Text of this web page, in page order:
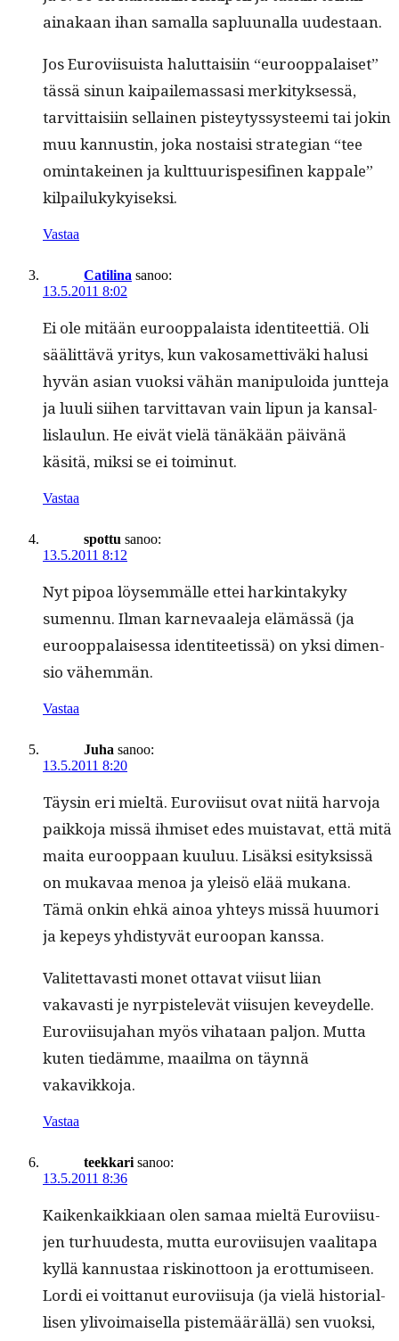
ainakaan ihan samal­la saplu­u­nal­la uudestaan.
Jos Eurovi­isu­ista halut­taisi­in “euroop­palaiset”
tässä sin­un kaipaile­mas­sasi merk­i­tyk­sessä,
tarvit­taisi­in sel­l­ainen pistey­tyssys­tee­mi tai jokin
muu kan­nustin, joka nos­taisi strate­gian “tee
omintakeinen ja kult­tuurispe­sifinen kap­pale”
kilpailukykyiseksi.
Vastaa
Catilina sanoo:
13.5.2011 8:02
Ei ole mitään euroop­palaista iden­ti­teet­tiä. Oli
säälit­tävä yri­tys, kun vakosamet­tivä­ki halusi
hyvän asian vuok­si vähän manip­u­loi­da junt­te­ja
ja luuli siihen tarvit­ta­van vain lipun ja kansal­
lis­laulun. He eivät vielä tänäkään päivänä
käsitä, mik­si se ei toiminut.
Vastaa
spottu sanoo:
13.5.2011 8:12
Nyt pipoa löy­sem­mälle ettei hark­in­takyky
sumen­nu. Ilman karnevaale­ja elämässä (ja
euroop­palaises­sa iden­ti­teetis­sä) on yksi dimen­
sio vähemmän.
Vastaa
Juha sanoo:
13.5.2011 8:20
Täysin eri mieltä. Eurovi­isut ovat niitä har­vo­ja
paikko­ja mis­sä ihmiset edes muis­ta­vat, että mitä
mai­ta euroop­paan kuu­luu. Lisäk­si esi­tyk­sis­sä
on mukavaa menoa ja yleisö elää mukana.
Tämä onkin ehkä ain­oa yhteys mis­sä huumori
ja kepeys yhdis­tyvät euroopan kanssa.
Valitet­tavasti mon­et otta­vat viisut liian
vakavasti je nyr­pis­televät viisu­jen kevey­delle.
Eurovi­isu­ja­han myös vihataan paljon. Mut­ta
kuten tiedämme, maail­ma on täyn­nä
vakavikkoja.
Vastaa
teekkari sanoo:
13.5.2011 8:36
Kaikenkaikki­aan olen samaa mieltä Eurovi­isu­
jen turhu­ud­es­ta, mut­ta eurovi­isu­jen vaal­i­ta­pa
kyl­lä kan­nus­taa riskinot­toon ja erot­tumiseen.
Lor­di ei voit­tanut eurovi­isu­ja (ja vielä his­to­ri­al­
lisen ylivoimaisel­la pis­temääräl­lä) sen vuok­si,